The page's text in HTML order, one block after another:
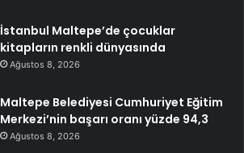
İstanbul Maltepe’de çocuklar
kitapların renkli dünyasında
Ağustos 8, 2026
Maltepe Belediyesi Cumhuriyet Eğitim
Merkezi’nin başarı oranı yüzde 94,3
Ağustos 8, 2026